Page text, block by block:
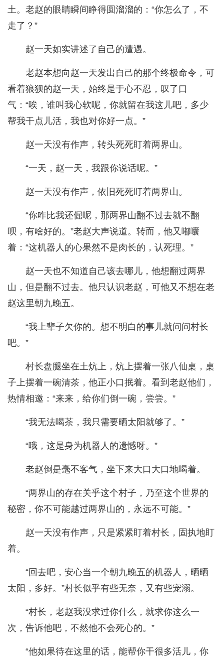
土。老赵的眼睛瞬间睁得圆溜溜的：“你怎么了，不
走了？”
赵一天如实讲述了自己的遭遇。
老赵本想向赵一天发出自己的那个终极命令，可
看着狼狈的赵一天，始终是于心不忍，叹了口
气：“唉，谁叫我心软呢，你就留在我这儿吧，多少
帮我干点儿活，我也对你好一点。”
赵一天没有作声，转头死死盯着两界山。
“一天，赵一天，我跟你说话呢。”
赵一天没有作声，依旧死死盯着两界山。
“你咋比我还倔呢，那两界山翻不过去就不翻
呗，有啥好的。”老赵大声说道。转而，他又嘟囔
着：“这机器人的心果然不是肉长的，认死理。”
赵一天也不知道自己该去哪儿，他想翻过两界
山，但是翻不过去。他只认识老赵，可他又不想在老
赵这里朝九晚五。
“我上辈子欠你的。想不明白的事儿就问问村长
吧。”
村长盘腿坐在土炕上，炕上摆着一张八仙桌，桌
子上摆着一碗清茶，他正小口抿着。看到老赵他们，
热情相邀：“来来，给你们倒一碗，尝尝。”
“我无法喝茶，我只需要晒太阳就够了。”
“哦，这是身为机器人的遗憾呀。”
老赵倒是毫不客气，坐下来大口大口地喝着。
“两界山的存在关乎这个村子，乃至这个世界的
秘密，你不可能越过两界山的，永远不可能。”
赵一天没有作声，只是紧紧盯着村长，固执地盯
着。
“回去吧，安心当一个朝九晚五的机器人，晒晒
太阳，多好。”村长似乎有些无奈，又有些宠溺。
“村长，老赵我没求过你什么，就求你这么一
次，告诉他吧，不然他不会死心的。”
“他如果待在这里的话，能帮你干很多活儿，你